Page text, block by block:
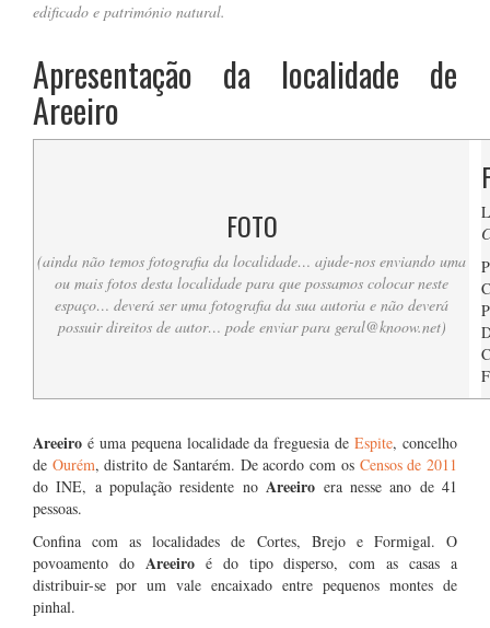
edificado e património natural.
Apresentação da localidade de
Areeiro
FOTO
(ainda não temos fotografia da localidade… ajude-nos enviando uma
ou mais fotos desta localidade para que possamos colocar neste
espaço… deverá ser uma fotografia da sua autoria e não deverá
possuir direitos de autor… pode enviar para geral@knoow.net)
Areeiro é uma pequena localidade da freguesia deEspite, concelho
de Ourém, distrito de Santarém. De acordo com os Censos de 2011
do INE, a população residente noAreeiro era nesse ano de 41
pessoas.
Confina com as localidades de Cortes, Brejo e Formigal. O
povoamento do Areeiroé do tipo disperso, com as casas a
distribuir-se por um vale encaixado entre pequenos montes de
pinhal.